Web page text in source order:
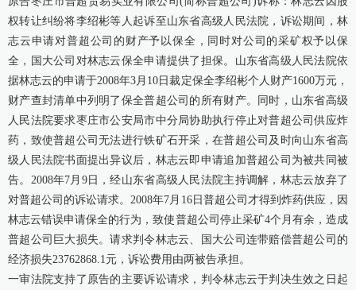
权转让纠纷将李绍彬等人起诉至山东省高级人民法院，诉讼期间，林
志云申请对普超公司的财产予以保全，同时对公司的采矿权予以保
全，国大公司对林志云保全申请提供了担保。山东省高级人民法院依
据林志云的申请于2008年3月10日裁定保全李绍彬个人财产1600万元，
财产查封清单中列明了保全普超公司的所有财产。同时，山东省高级
人民法院要求枣庄市公安局市中分局协助执行停止对普超公司供应炸
药，致使普超公司无法进行铁矿石开采，在普超公司及时向山东省高
级人民法院书面提出异议后，林志云即申请追加普超公司为被共同被
告。2008年7月9日，经山东省高级人民法院主持调解，林志云放弃了
对普超公司的诉讼请求。2008年7月16日普超公司才得到炸药供应，因
林志云错误申请保全的行为，致使普超公司停止采矿4个月有余，造成
普超公司巨大损失。请求判令林志云、国大公司连带赔偿普超公司的
经济损失23762868.1元，诉讼费用由两被告承担。
一审法院支持了原告的主要诉讼请求，判令林志云于判决生效之日起